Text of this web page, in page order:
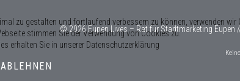
© 2026 Eupen Lives – Rat für Stadtmarketing Eupen
zu gestalten und fortlaufend verbessern zu können, verwenden wir
stimmen Sie der Verwendung von Cookies zu.
erhalten Sie in unserer Datenschutzerklärung
ABLEHNEN